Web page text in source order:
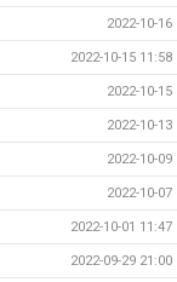
2022-10-16
2022-10-15 11:58
2022-10-15
2022-10-13
2022-10-09
2022-10-07
2022-10-01 11:47
2022-09-29 21:00